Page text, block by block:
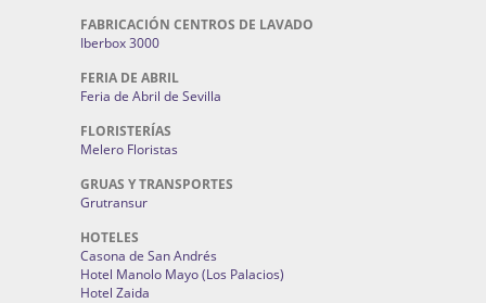
FABRICACIÓN CENTROS DE LAVADO
Iberbox 3000
FERIA DE ABRIL
Feria de Abril de Sevilla
FLORISTERÍAS
Melero Floristas
GRUAS Y TRANSPORTES
Grutransur
HOTELES
Casona de San Andrés
Hotel Manolo Mayo (Los Palacios)
Hotel Zaida